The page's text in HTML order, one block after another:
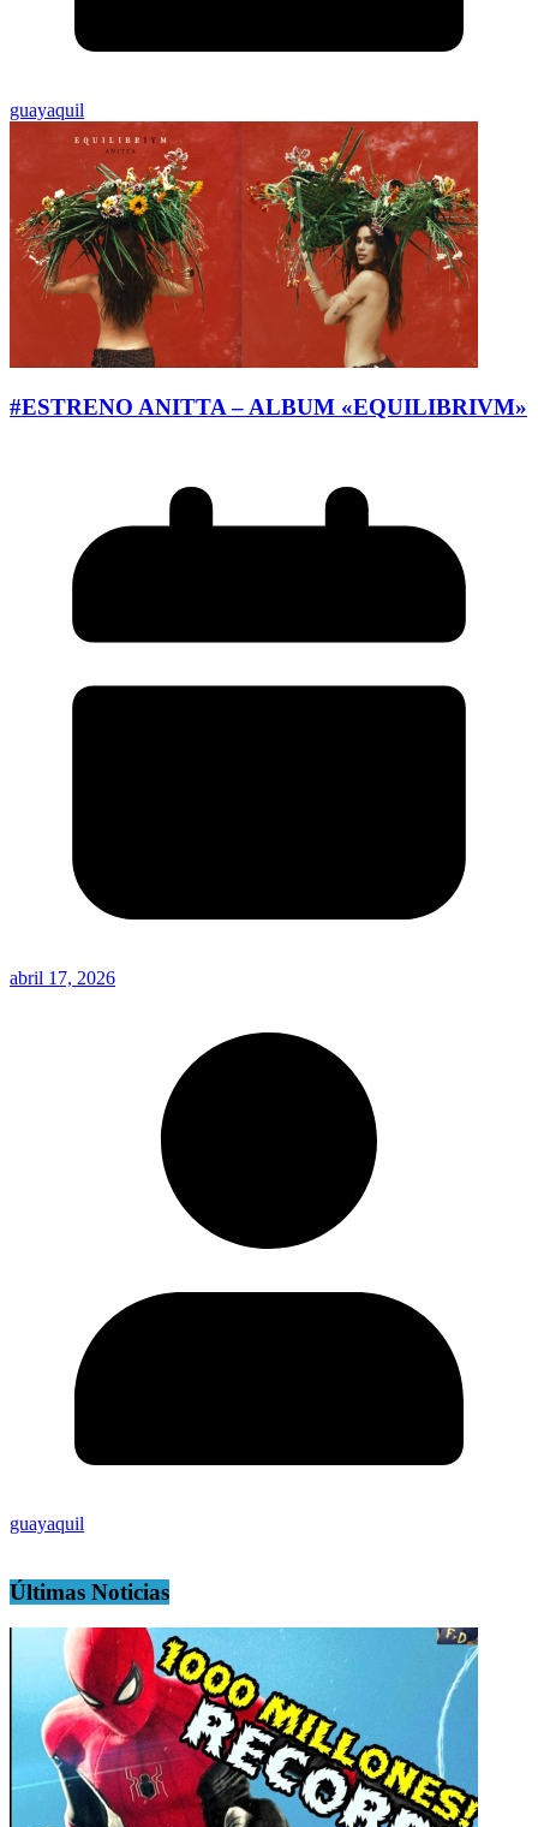
guayaquil
#ESTRENO ANITTA – ALBUM «EQUILIBRIVM»
abril 17, 2026
guayaquil
Últimas Noticias